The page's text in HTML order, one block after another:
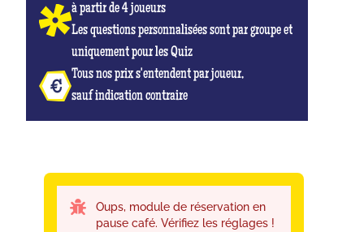
à partir de 4 joueurs
Les questions personnalisées sont par groupe et
uniquement pour les Quiz
Tous nos prix s'entendent par joueur,
sauf indication contraire
Oups, module de réservation en
pause café. Vérifiez les réglages !